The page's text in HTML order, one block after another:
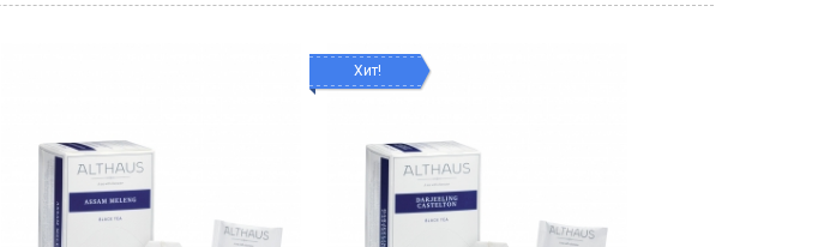
Хит!